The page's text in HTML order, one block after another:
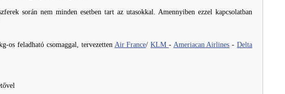
során nem minden esetben tart az utasokkal. Amennyiben ezzel kapcsolatban
os feladható csomaggal, tervezetten Air France/KLM - Ameriacan Airlines -Delta